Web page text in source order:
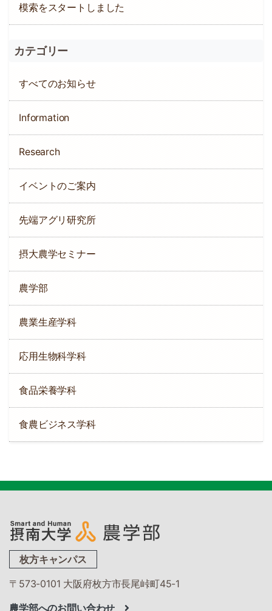
模索をスタートしました
カテゴリー
すべてのお知らせ
Information
Research
イベントのご案内
先端アグリ研究所
摂大農学セミナー
農学部
農業生産学科
応用生物科学科
食品栄養学科
食農ビジネス学科
枚方キャンパス
〒573-0101 大阪府枚方市長尾峠町45-1
農学部へのお問い合わせ